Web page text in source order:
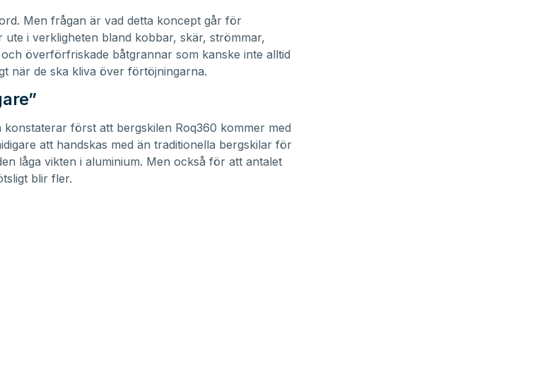
Men frågan är vad detta koncept går för
ute i verkligheten bland kobbar, skär, strömmar,
överförfriskade båtgrannar som kanske inte alltid
när de ska kliva över förtöjningarna.
först att bergskilen Roq360 kommer med
att handskas med än traditionella bergskilar för
låga vikten i aluminium. Men också för att antalet
blir fler.